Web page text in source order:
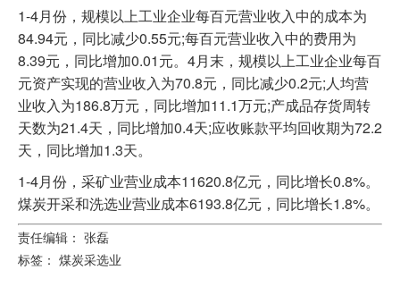
1-4月份，规模以上工业企业每百元营业收入中的成本为
84.94元，同比减少0.55元;每百元营业收入中的费用为
8.39元，同比增加0.01元。4月末，规模以上工业企业每百
元资产实现的营业收入为70.8元，同比减少0.2元;人均营
业收入为186.8万元，同比增加11.1万元;产成品存货周转
天数为21.4天，同比增加0.4天;应收账款平均回收期为72.2
天，同比增加1.3天。
1-4月份，采矿业营业成本11620.8亿元，同比增长0.8%。
煤炭开采和洗选业营业成本6193.8亿元，同比增长1.8%。
责任编辑： 张磊
标签： 煤炭采选业